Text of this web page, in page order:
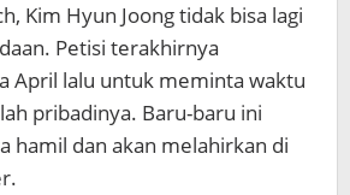
Kim Hyun Joong tidak bisa lagi
Petisi terakhirnya
April lalu untuk meminta waktu
pribadinya. Baru-baru ini
hamil dan akan melahirkan di